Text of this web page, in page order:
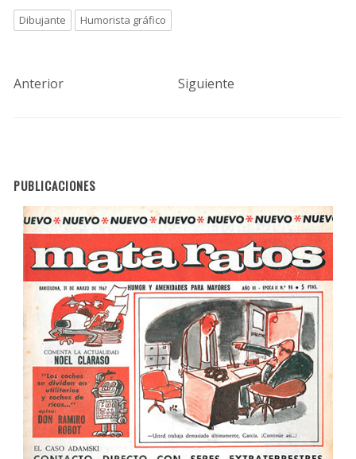
Dibujante Humorista gráfico
Anterior Siguiente
PUBLICACIONES